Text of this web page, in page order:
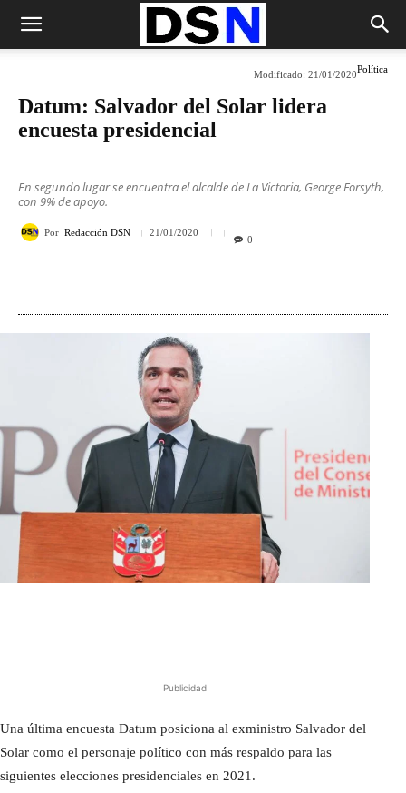
Política
Modificado: 21/01/2020
Datum: Salvador del Solar lidera
encuesta presidencial
En segundo lugar se encuentra el alcalde de La Victoria, George Forsyth,
con 9% de apoyo.
Por Redacción DSN 21/01/2020
0
Publicidad
Una última encuesta Datum posiciona al exministro Salvador del
Solar como el personaje político con más respaldo para las
siguientes elecciones presidenciales en 2021.